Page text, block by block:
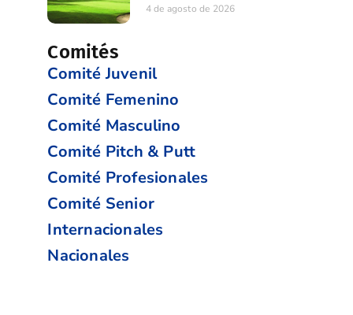
4 de agosto de 2026
Comités
Comité Juvenil
Comité Femenino
Comité Masculino
Comité Pitch & Putt
Comité Profesionales
Comité Senior
Internacionales
Nacionales